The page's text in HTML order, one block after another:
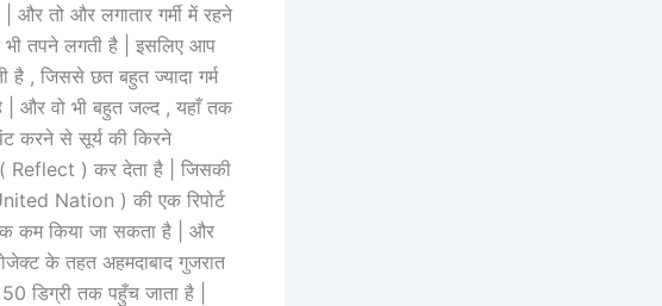
और तो और लगातार गर्मी में रहने
तपने लगती है | इसलिए आप
है , जिससे छत बहुत ज्यादा गर्म
| और वो भी बहुत जल्द , यहाँ तक
करने से सूर्य की किरने
( Reflect ) कर देता है | जिसकी
Nation ) की एक रिपोर्ट
कम किया जा सकता है | और
के तहत अहमदाबाद गुजरात
डिग्री तक पहुँच जाता है |